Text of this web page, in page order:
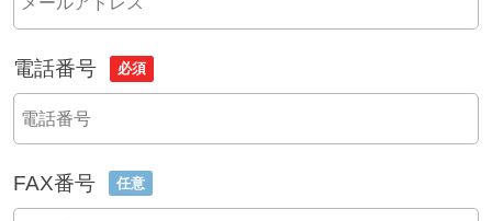
電話番号 必須
FAX番号 任意